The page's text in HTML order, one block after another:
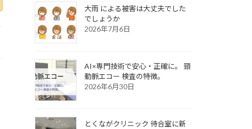
大雨 による被害は大丈夫でした
でしょうか
2026年7月6日
AI×専門技術で安心・正確に。 頸
動脈エコー 検査の特徴。
2026年6月30日
とくながクリニック 待合室に新